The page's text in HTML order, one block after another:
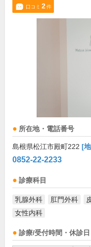
口コミ 2件
所在地・電話番号
島根県松江市殿町222 [
0852-22-2233
診療科目
乳腺外科 肛門外科
女性内科
診療/受付時間・休診日